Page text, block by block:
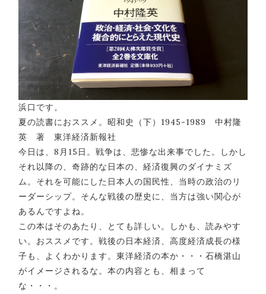
浜口です。
夏の読書におススメ。昭和史（下）1945-1989 中村隆
英 著 東洋経済新報社
今日は、8月15日。戦争は、悲惨な出来事でした。しかし
それ以降の、奇跡的な日本の、経済復興のダイナミズ
ム。それを可能にした日本人の国民性、当時の政治のリ
ーダーシップ。そんな戦後の歴史に、当方は強い関心が
あるんですよね。
この本はそのあたり、とても詳しい。しかも、読みやす
い。おススメです。戦後の日本経済、高度経済成長の様
子も、よくわかります。東洋経済の本か・・・石橋湛山
がイメージされるな。本の内容とも、相まって
な・・・。